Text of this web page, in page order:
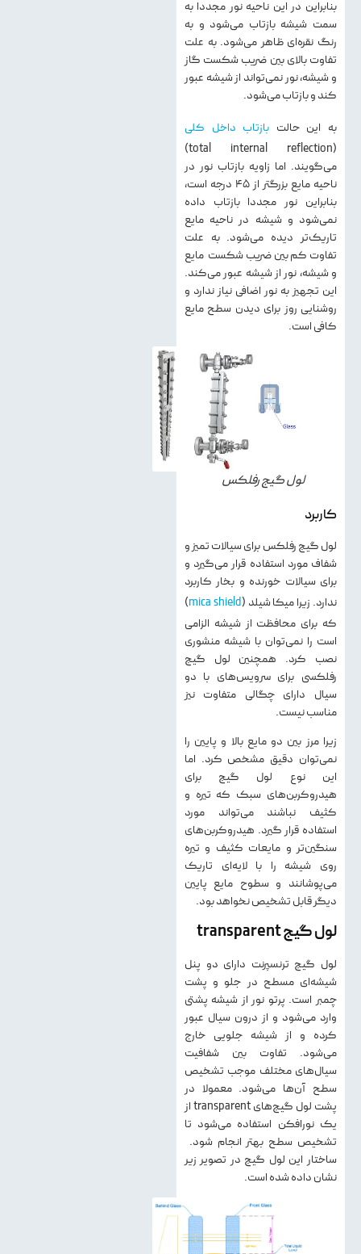
بنابراین در این ناحیه نور مجددا به
سمت شیشه بازتاب می‌شود و به
رنگ نقره‌ای ظاهر می‌شود. به علت
تفاوت بالای بین ضریب شکست گاز
و شیشه، نور نمی‌تواند از شیشه عبور
کند و بازتاب می‌شود.
به این حالت بازتاب داخل کلی
(total internal reflection)
می‌گویند. اما زاویه بازتاب نور در
ناحیه مایع بزرگتر از ۴۵ درجه است،
بنابراین نور مجددا بازتاب داده
نمی‌شود و شیشه در ناحیه مایع
تاریک‌تر دیده می‌شود. به علت
تفاوت کم بین ضریب شکست مایع
و شیشه، نور از شیشه عبور می‌کند.
این تجهیز به نور اضافی نیاز ندارد و
روشنایی روز برای دیدن سطح مایع
کافی است.
لول گیج رفلکس
کاربرد
لول گیج رفلکس برای سیالات تمیز و
شفاف مورد استفاده قرار می‌گیرد و
برای سیالات خورنده و بخار کاربرد
ندارد. زیرا میکا شیلد (mica shield
)
که برای محافظت از شیشه الزامی
است را نمی‌توان با شیشه منشوری
نصب کرد. همچنین لول گیج
رفلکسی برای سرویس‌های با دو
سیال دارای چگالی متفاوت نیز
مناسب نیست.
زیرا مرز بین دو مایع بالا و پایین را
نمی‌توان دقیق مشخص کرد. اما
این نوع لول گیج برای
هیدروکربن‌های سبک که تیره و
کثیف نباشند می‌تواند مورد
استفاده قرار گیرد. هیدروکربن‌های
سنگین‌تر و مایعات کثیف و تیره
روی شیشه را با لایه‌ای تاریک
می‌پوشانند و سطوح مایع پایین
دیگر قابل تشخیص نخواهد بود.
لول گیج transparent
لول گیج ترنسپرنت دارای دو پنل
شیشه‌ای مسطح در جلو و پشت
چمبر است. پرتو نور از شیشه پشتی
وارد می‌شود و از درون سیال عبور
کرده و از شیشه جلویی خارج
می‌شود. تفاوت بین شفافیت
سیال‌های مختلف موجب تشخیص
سطح آن‌ها می‌شود. معمولا در
پشت لول گیج‌های transparent از
یک نورافکن استفاده می‌شود تا
تشخیص سطح بهتر انجام شود.
ساختار این لول گیج در تصویر زیر
نشان داده شده است.